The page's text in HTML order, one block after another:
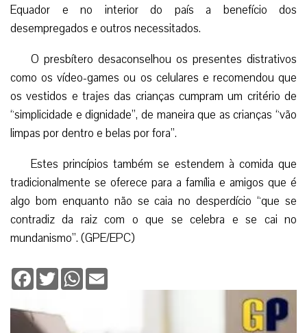
Equador e no interior do país a benefício dos
desempregados e outros necessitados.
O presbítero desaconselhou os presentes distrativos
como os vídeo-games ou os celulares e recomendou que
os vestidos e trajes das crianças cumpram um critério de
“simplicidade e dignidade”, de maneira que as crianças “vão
limpas por dentro e belas por fora”.
Estes princípios também se estendem à comida que
tradicionalmente se oferece para a família e amigos que é
algo bom enquanto não se caia no desperdício “que se
contradiz da raiz com o que se celebra e se cai no
mundanismo”. (GPE/EPC)
Facebook
TwitterWhatsApp